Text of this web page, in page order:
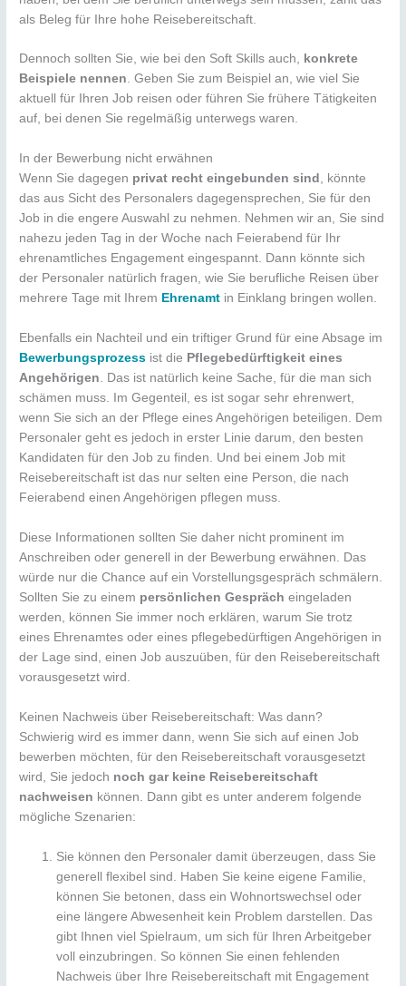
als Beleg für Ihre hohe Reisebereitschaft.
Dennoch sollten Sie, wie bei den Soft Skills auch, konkrete
Beispiele nennen. Geben Sie zum Beispiel an, wie viel Sie
aktuell für Ihren Job reisen oder führen Sie frühere Tätigkeiten
auf, bei denen Sie regelmäßig unterwegs waren.
In der Bewerbung nicht erwähnen
Wenn Sie dagegen privat recht eingebunden sind , könnte
das aus Sicht des Personalers dagegensprechen, Sie für den
Job in die engere Auswahl zu nehmen. Nehmen wir an, Sie sind
nahezu jeden Tag in der Woche nach Feierabend für Ihr
ehrenamtliches Engagement eingespannt. Dann könnte sich
der Personaler natürlich fragen, wie Sie berufliche Reisen über
mehrere Tage mit Ihrem Ehrenamt in Einklang bringen wollen.
Ebenfalls ein Nachteil und ein triftiger Grund für eine Absage im
Bewerbungsprozess ist die Pflegebedürftigkeit eines
Angehörigen. Das ist natürlich keine Sache, für die man sich
schämen muss. Im Gegenteil, es ist sogar sehr ehrenwert,
wenn Sie sich an der Pflege eines Angehörigen beteiligen. Dem
Personaler geht es jedoch in erster Linie darum, den besten
Kandidaten für den Job zu finden. Und bei einem Job mit
Reisebereitschaft ist das nur selten eine Person, die nach
Feierabend einen Angehörigen pflegen muss.
Diese Informationen sollten Sie daher nicht prominent im
Anschreiben oder generell in der Bewerbung erwähnen. Das
würde nur die Chance auf ein Vorstellungsgespräch schmälern.
Sollten Sie zu einem persönlichen Gespräch eingeladen
werden, können Sie immer noch erklären, warum Sie trotz
eines Ehrenamtes oder eines pflegebedürftigen Angehörigen in
der Lage sind, einen Job auszuüben, für den Reisebereitschaft
vorausgesetzt wird.
Keinen Nachweis über Reisebereitschaft: Was dann?
Schwierig wird es immer dann, wenn Sie sich auf einen Job
bewerben möchten, für den Reisebereitschaft vorausgesetzt
wird, Sie jedoch noch gar keine Reisebereitschaft
nachweisen können. Dann gibt es unter anderem folgende
mögliche Szenarien:
Sie können den Personaler damit überzeugen, dass Sie
generell flexibel sind. Haben Sie keine eigene Familie,
können Sie betonen, dass ein Wohnortswechsel oder
eine längere Abwesenheit kein Problem darstellen. Das
gibt Ihnen viel Spielraum, um sich für Ihren Arbeitgeber
voll einzubringen. So können Sie einen fehlenden
Nachweis über Ihre Reisebereitschaft mit Engagement